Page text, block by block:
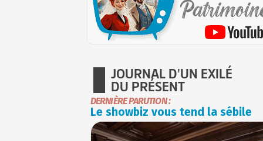
JOURNAL D'UN EXILÉ
DU PRÉSENT
DERNIÈRE PARUTION :
Le showbiz vous tend la sébile